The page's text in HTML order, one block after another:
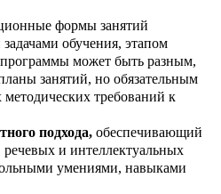
формы занятий
обучения, этапом
может быть разным,
занятий, но обязательным
требований к
подхода, обеспечивающий
и интеллектуальных
умениями, навыками